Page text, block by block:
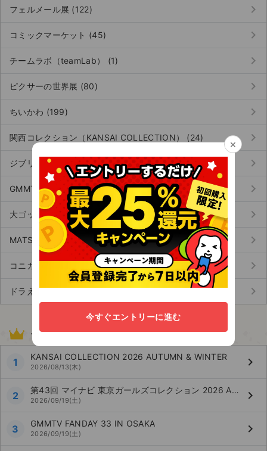
フェルメール展 (122) keyboard_arrow_right
コミックマーケット (45) keyboard_arrow_right
チームラボ（teamLab） (1) keyboard_arrow_right
ピクサーの世界展 (80) keyboard_arrow_right
ちいかわ (199) keyboard_arrow_right
関西コレクション（KANSAI COLLECTION） (24) keyboard_arrow_right
ジブリ展 (3) keyboard_arrow_right
GMMTV（ジーエムエムテレビ） (41) keyboard_arrow_right
大ゴッホ展 (23) keyboard_arrow_right
MATSURI（マツリ） (42) keyboard_arrow_right
コニカミノルタプラネタリウム (2) keyboard_arrow_right
ドラえもん (5) keyboard_arrow_right
その他のイベント人気公演ランキング
1 KANSAI COLLECTION 2026 AUTUMN & WINTER
2026/08/13(木) keyboard_arrow_right
2 第43回 マイナビ 東京ガールズコレクション 2026 AUTUMN/WINTER
2026/09/19(土) keyboard_arrow_right
3 GMMTV FANDAY 33 IN OSAKA
2026/09/19(土) keyboard_arrow_right
×
今すぐエントリーに進む